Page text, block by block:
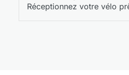
Réceptionnez votre vélo